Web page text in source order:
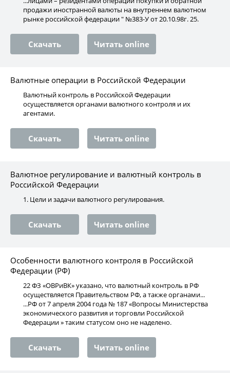
продажи иностранной валюты на внутреннем валютном
рынке российской федерации " №383-У от 20.10.98г. 25.
Скачать Читать online
Валютные операции в Российской Федерации
Валютный контроль в Российской Федерации
осуществляется органами валютного контроля и их
агентами.
Скачать Читать online
Валютное регулирование и валютный контроль в
Российской Федерации
1. Цели и задачи валютного регулирования.
Скачать Читать online
Особенности валютного контроля в Российской
Федерации (РФ)
22 ФЗ «ОВРиВК» указано, что валютный контроль в РФ
осуществляется Правительством РФ, а также органами...
...РФ от 7 апреля 2004 года № 187 «Вопросы Министерства
экономического развития и торговли Российской
Федерации » таким статусом оно не наделено.
Скачать Читать online